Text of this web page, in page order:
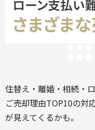
住替え・離婚・相続・
ご売却理由TOP10の対
が見えてくるかも。